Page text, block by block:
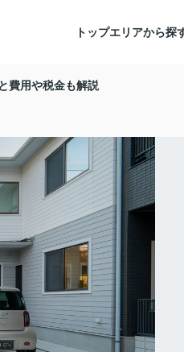
トップエリアから探
費用や税金も解説